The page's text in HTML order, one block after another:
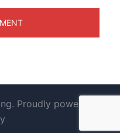
Proudly powered by